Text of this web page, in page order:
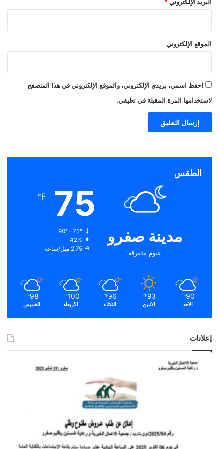
البريد الإلكتروني *
الموقع الإلكتروني
احفظ اسمي، بريدي الإلكتروني، والموقع الإلكتروني في هذا المتصفح
لاستخدامها المرة المقبلة في تعليقي.
الطقس
مدينة صفرو
غيوم متفرقة
75
℉
90º - 75º
42%
2.75 ميل/ساعة
90
℉
الأحد
93
℉
الأثنين
96
℉
الثلاثاء
100
℉
الأربعاء
98
℉
الخميس
إعلانات